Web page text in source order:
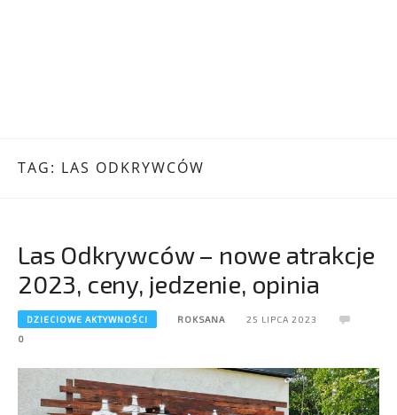
TAG: LAS ODKRYWCÓW
Las Odkrywców – nowe atrakcje
2023, ceny, jedzenie, opinia
DZIECIOWE AKTYWNOŚCI ROKSANA
25 LIPCA 2023
0